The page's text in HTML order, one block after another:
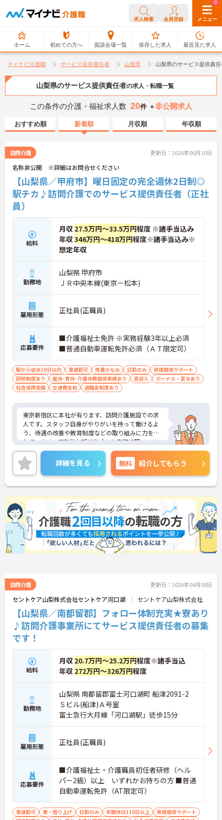
求人検索 会員登録 メニュー
ホーム 初めての方へ 面談会場一覧
0
保存した求人
0
最近見た求人
マイナビ介護職 サービス提供責任者 山梨県 山梨県のサービス提供責
山梨県のサービス提供責任者の求人・転職一覧
この条件の介護・福祉求人数 20件 ＋非公開求人
おすすめ順 新着順 月収順 年収順
訪問介護 更新日：2026年06月30日
名称非公開 ※詳細はお問合せください
【山梨県／甲府市】曜日固定の完全週休2日制◎
駅チカ♪訪問介護でのサービス提供責任者（正社
員）
給料
月収 27.5万円～33.5万円程度 ※諸手当込み
年収346万円～418万円程度※諸手当込み※
想定年収
勤務地
山梨県 甲府市
ＪＲ中央本線(東京－松本)
雇用形態 正社員(正職員)
応募要件
■介護福祉士免許 ※実務経験3年以上必須
■普通自動車運転免許必須（ＡＴ限定可）
駅から徒歩10分以内 車通勤可 残業少なめ 日勤のみ
資格取得サポート
研修制度あり
産休･育休･介護休暇取得実績あり 高収入
ボーナス・賞与あり
社会保険完備
交通費支給 退職金制度あり
東京新宿区に本社が有ります、訪問介護施設での求
人です。スタッフ自身がやりがいを持って働けるよ
う、待遇の改善や教育制度などの取り組みに力を入
れています。IT事業本部が作成した事務処理ソフト
を導入しており、事務作業は少なく、その分ご利用
者様への対応を重視することもできます。入社後の
研修はもちろん、介護技術研修、PC研修、マナー研
修、資格取得のための勉強会等ステップに応じて用
意されており安心してご就業いただけます。
ご興味を持たれた方は面接対策ポイントや求人の詳
細などお話しいたしますのでお気軽にお問い合わせ
下さい。
詳細を見る 無料 紹介してもらう
訪問介護 更新日：2026年04月08日
セントケア山梨株式会社セントケア河口湖 セントケア山梨株式会社
【山梨県／南都留郡】フォロー体制充実★寮あり
♪訪問介護事業所にてサービス提供責任者の募集
です！
給料
月収 20.7万円～25.2万円程度※諸手当込
年収 272万円～326万円程度
勤務地
山梨県 南都留郡富士河口湖町 船津2091-2
Ｓビル(船津)Ａ号室
富士急行大月線「河口湖駅」徒歩15分
雇用形態 正社員(正職員)
応募要件
■介護福祉士・介護職員初任者研修（ヘル
パー2級）以上 いずれかお持ちの方 ■普通
自動車運転免許（AT限定可）
車通勤可 寮・借り上げ 日勤のみ 年間休日110日以上
資格取得サポート